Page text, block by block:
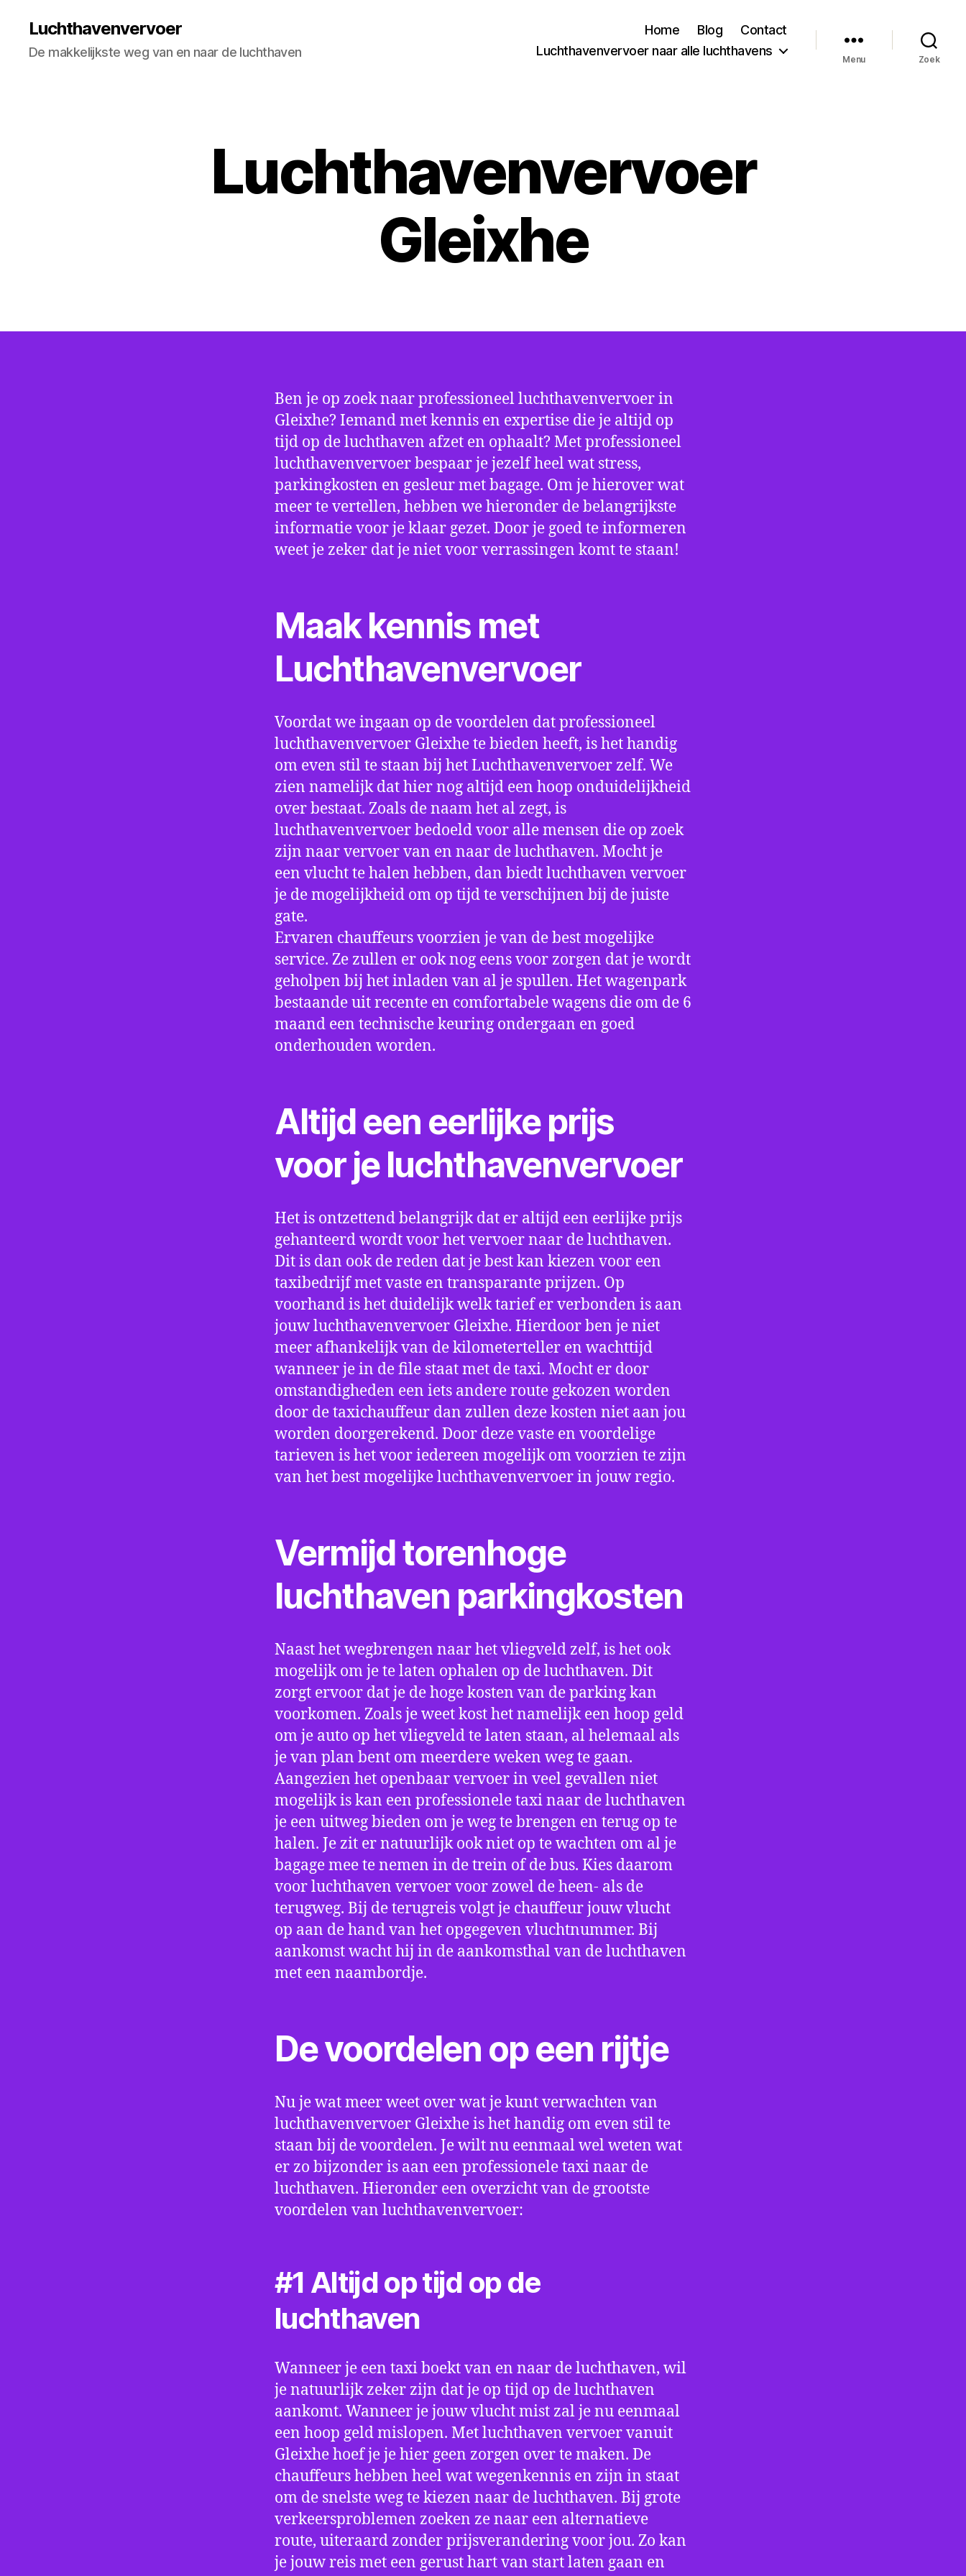
Luchthavenvervoer
De makkelijkste weg van en naar de luchthaven
Home Blog
Contact
Luchthavenvervoer naar alle luchthavens
Menu Zoek
Luchthavenvervoer
Gleixhe
Ben je op zoek naar professioneel luchthavenvervoer in
Gleixhe? Iemand met kennis en expertise die je altijd op
tijd op de luchthaven afzet en ophaalt? Met professioneel
luchthavenvervoer bespaar je jezelf heel wat stress,
parkingkosten en gesleur met bagage. Om je hierover wat
meer te vertellen, hebben we hieronder de belangrijkste
informatie voor je klaar gezet. Door je goed te informeren
weet je zeker dat je niet voor verrassingen komt te staan!
Maak kennis met
Luchthavenvervoer
Voordat we ingaan op de voordelen dat professioneel
luchthavenvervoer Gleixhe te bieden heeft, is het handig
om even stil te staan bij het Luchthavenvervoer zelf. We
zien namelijk dat hier nog altijd een hoop onduidelijkheid
over bestaat. Zoals de naam het al zegt, is
luchthavenvervoer bedoeld voor alle mensen die op zoek
zijn naar vervoer van en naar de luchthaven. Mocht je
een vlucht te halen hebben, dan biedt luchthaven vervoer
je de mogelijkheid om op tijd te verschijnen bij de juiste
gate.
Ervaren chauffeurs voorzien je van de best mogelijke
service. Ze zullen er ook nog eens voor zorgen dat je wordt
geholpen bij het inladen van al je spullen. Het wagenpark
bestaande uit recente en comfortabele wagens die om de 6
maand een technische keuring ondergaan en goed
onderhouden worden.
Altijd een eerlijke prijs
voor je luchthavenvervoer
Het is ontzettend belangrijk dat er altijd een eerlijke prijs
gehanteerd wordt voor het vervoer naar de luchthaven.
Dit is dan ook de reden dat je best kan kiezen voor een
taxibedrijf met vaste en transparante prijzen. Op
voorhand is het duidelijk welk tarief er verbonden is aan
jouw luchthavenvervoer Gleixhe. Hierdoor ben je niet
meer afhankelijk van de kilometerteller en wachttijd
wanneer je in de file staat met de taxi. Mocht er door
omstandigheden een iets andere route gekozen worden
door de taxichauffeur dan zullen deze kosten niet aan jou
worden doorgerekend. Door deze vaste en voordelige
tarieven is het voor iedereen mogelijk om voorzien te zijn
van het best mogelijke luchthavenvervoer in jouw regio.
Vermijd torenhoge
luchthaven parkingkosten
Naast het wegbrengen naar het vliegveld zelf, is het ook
mogelijk om je te laten ophalen op de luchthaven. Dit
zorgt ervoor dat je de hoge kosten van de parking kan
voorkomen. Zoals je weet kost het namelijk een hoop geld
om je auto op het vliegveld te laten staan, al helemaal als
je van plan bent om meerdere weken weg te gaan.
Aangezien het openbaar vervoer in veel gevallen niet
mogelijk is kan een professionele taxi naar de luchthaven
je een uitweg bieden om je weg te brengen en terug op te
halen. Je zit er natuurlijk ook niet op te wachten om al je
bagage mee te nemen in de trein of de bus. Kies daarom
voor luchthaven vervoer voor zowel de heen- als de
terugweg. Bij de terugreis volgt je chauffeur jouw vlucht
op aan de hand van het opgegeven vluchtnummer. Bij
aankomst wacht hij in de aankomsthal van de luchthaven
met een naambordje.
De voordelen op een rijtje
Nu je wat meer weet over wat je kunt verwachten van
luchthavenvervoer Gleixhe is het handig om even stil te
staan bij de voordelen. Je wilt nu eenmaal wel weten wat
er zo bijzonder is aan een professionele taxi naar de
luchthaven. Hieronder een overzicht van de grootste
voordelen van luchthavenvervoer:
#1 Altijd op tijd op de
luchthaven
Wanneer je een taxi boekt van en naar de luchthaven, wil
je natuurlijk zeker zijn dat je op tijd op de luchthaven
aankomt. Wanneer je jouw vlucht mist zal je nu eenmaal
een hoop geld mislopen. Met luchthaven vervoer vanuit
Gleixhe hoef je je hier geen zorgen over te maken. De
chauffeurs hebben heel wat wegenkennis en zijn in staat
om de snelste weg te kiezen naar de luchthaven. Bij grote
verkeersproblemen zoeken ze naar een alternatieve
route, uiteraard zonder prijsverandering voor jou. Zo kan
je jouw reis met een gerust hart van start laten gaan en